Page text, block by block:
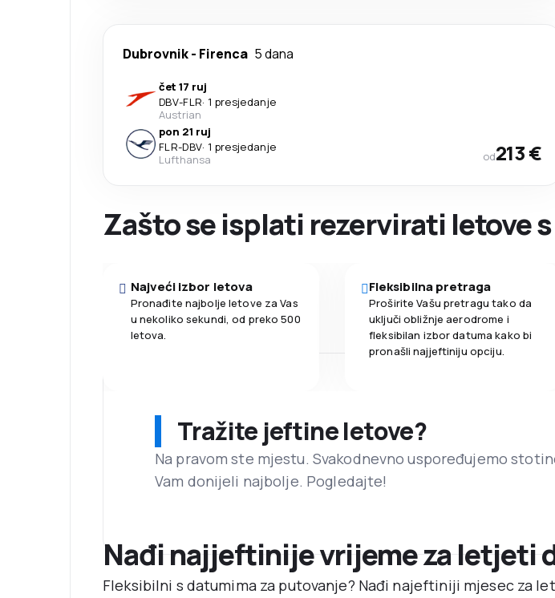
Dubrovnik- Firenca 5 dana
čet 17 ruj
DBV-FLR· 1 presjedanje
Austrian
pon 21 ruj
FLR-DBV· 1 presjedanje
Lufthansa
od213 €
Zašto se isplati rezervirati letove
Najveći izbor letova
Pronađite najbolje letove za Vas
u nekoliko sekundi, od preko 500
letova.
Fleksibilna pretraga
Proširite Vašu pretragu tako da
uključi obližnje aerodrome i
fleksibilan izbor datuma kako bi
pronašli najjeftiniju opciju.
Tražite jeftine letove?
Na pravom ste mjestu. Svakodnevno uspoređujemo
Vam donijeli najbolje. Pogledajte!
Nađi najjeftinije vrijeme za letjeti
Fleksibilni s datumima za putovanje? Nađi najeftiniji mjesec za